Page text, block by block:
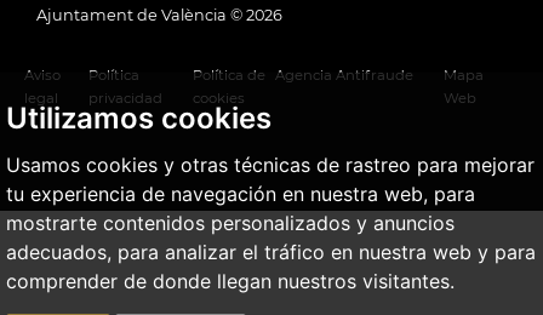
Utilizamos cookies
Usamos cookies y otras técnicas de rastreo para mejorar
tu experiencia de navegación en nuestra web, para
mostrarte contenidos personalizados y anuncios
adecuados, para analizar el tráfico en nuestra web y para
comprender de donde llegan nuestros visitantes.
Ajuntament de València © 2026
Aviso
legal
Política
privacidad
Política de
cookies
Agencia Antifraude
Mapa
Web